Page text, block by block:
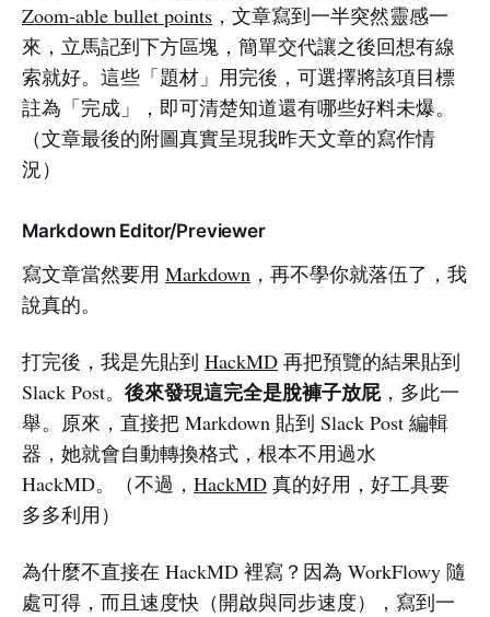
Zoom-able bullet points ，文章寫到一半突然靈感一
來，立馬記到下方區塊，簡單交代讓之後回想有線
索就好。這些「題材」用完後，可選擇將該項目標
註為「完成」，即可清楚知道還有哪些好料未爆。
（文章最後的附圖真實呈現我昨天文章的寫作情
況）
Markdown Editor/Previewer
寫文章當然要用 Markdown ，再不學你就落伍了，我
說真的。
打完後，我是先貼到 HackMD 再把預覽的結果貼到
Slack Post。 後來發現這完全是脫褲子放屁，多此一
舉。原來，直接把 Markdown 貼到 Slack Post 編輯
器，她就會自動轉換格式，根本不用過水
HackMD。（不過， HackMD 真的好用，好工具要
多多利用）
為什麼不直接在 HackMD 裡寫？因為 WorkFlowy 隨
處可得，而且速度快（開啟與同步速度），寫到一